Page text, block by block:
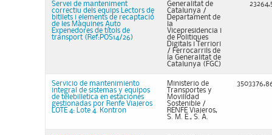
Servei de manteniment
correctiu dels equips Lectors de
bitllets i elements de recaptació
de les Màquines Auto
Expenedores de títols de
transport (Ref:POS14/26)
Generalitat de
Catalunya /
Departament de
la
Vicepresidencia i
de Politiques
Digitals i Terriori
/ Ferrocarrils de
la Generalitat de
Catalunya (FGC)
Servicio de mantenimiento
integral de sistemas y equipos
de telebilletica en estaciones
gestionadas por Renfe Viajeros
LOTE 4: Lote 4. Kontron
Ministerio de
Transportes y
Movilidad
Sostenible /
RENFE Viajeros,
S. M. E., S. A.